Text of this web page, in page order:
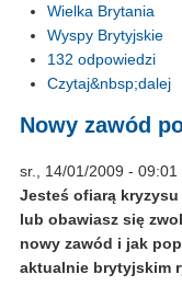
Wielka Brytania
Wyspy Brytyjskie
132 odpowiedzi
Czytaj&nbsp;dalej
Nowy zawód
sr., 14/01/2009 - 09:01
Jesteś ofiarą
lub obawiasz się
nowy zawód i jak
aktualnie brytyjskim